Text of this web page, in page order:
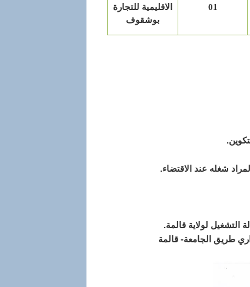
01
الاقليمية للتجارة
بوشقوف
شغله عند الاقتضاء.
طريق الجامعة- قالمة